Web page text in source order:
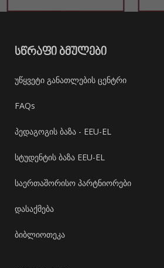
ᲡᲬᲠᲐᲤᲘ ᲑᲛᲣᲚᲔᲑᲘ
უწყვეტი განათლების ცენტრი
FAQs
პედაგოგის ბაზა - EEU-EL
სტუდენტის ბაზა EEU-EL
საერთაშორისო პარტნიორები
დასაქმება
ბიბლიოთეკა